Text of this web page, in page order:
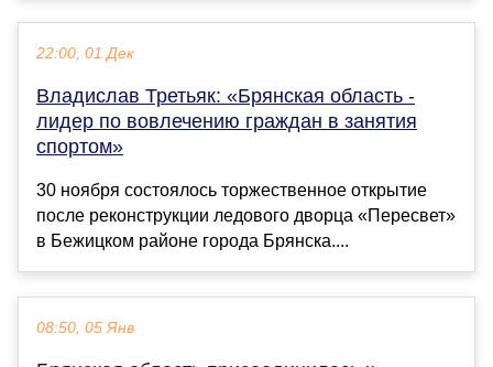
22:00, 01 Дек
Владислав Третьяк: «Брянская область -
лидер по вовлечению граждан в занятия
спортом»
30 ноября состоялось торжественное открытие
после реконструкции ледового дворца «Пересвет»
в Бежицком районе города Брянска....
08:50, 05 Янв